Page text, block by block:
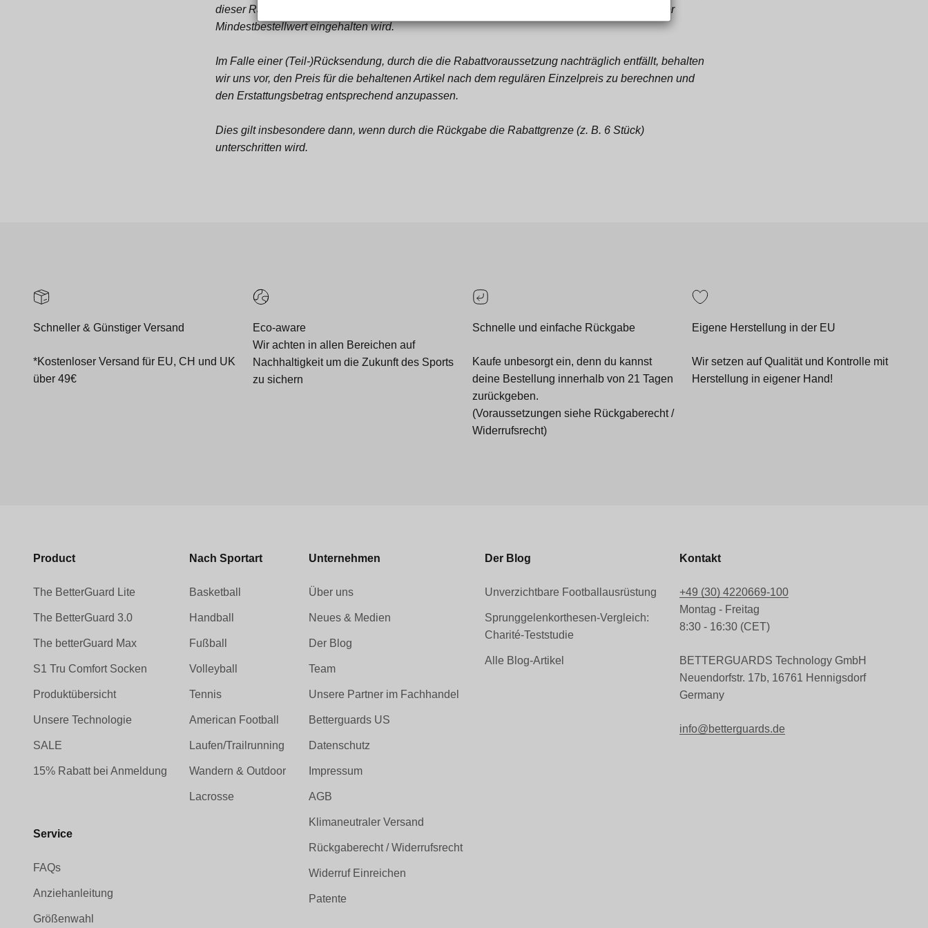
dieser Rabatt nur unter der Bedingung, dass die im Angebot genannte Mindestanzahl bzw. der
Mindestbestellwert eingehalten wird.
Im Falle einer (Teil-)Rücksendung, durch die die Rabattvoraussetzung nachträglich entfällt, behalten
wir uns vor, den Preis für die behaltenen Artikel nach dem regulären Einzelpreis zu berechnen und
den Erstattungsbetrag entsprechend anzupassen.
Dies gilt insbesondere dann, wenn durch die Rückgabe die Rabattgrenze (z. B. 6 Stück)
unterschritten wird.
Schneller & Günstiger Versand
*Kostenloser Versand für EU, CH und UK
über 49€
Eco-aware
Wir achten in allen Bereichen auf
Nachhaltigkeit um die Zukunft des Sports
zu sichern
Schnelle und einfache Rückgabe
Kaufe unbesorgt ein, denn du kannst
deine Bestellung innerhalb von 21 Tagen
zurückgeben.
(Voraussetzungen siehe Rückgaberecht /
Widerrufsrecht)
Eigene Herstellung in der EU
Wir setzen auf Qualität und Kontrolle mit
Herstellung in eigener Hand!
Product
The BetterGuard Lite
The BetterGuard 3.0
The betterGuard Max
S1 Tru Comfort Socken
Produktübersicht
Unsere Technologie
SALE
15% Rabatt bei Anmeldung
Service
FAQs
Anziehanleitung
Größenwahl
Nach Sportart
Basketball
Handball
Fußball
Volleyball
Tennis
American Football
Laufen/Trailrunning
Wandern & Outdoor
Lacrosse
Unternehmen
Über uns
Neues & Medien
Der Blog
Team
Unsere Partner im Fachhandel
Betterguards US
Datenschutz
Impressum
AGB
Klimaneutraler Versand
Rückgaberecht / Widerrufsrecht
Widerruf Einreichen
Patente
Der Blog
Unverzichtbare Footballausrüstung
Sprunggelenkorthesen-Vergleich:
Charité-Teststudie
Alle Blog-Artikel
Kontakt
+49 (30) 4220669-100
Montag - Freitag
8:30 - 16:30 (CET)
BETTERGUARDS Technology GmbH
Neuendorfstr. 17b, 16761 Hennigsdorf
Germany
info@betterguards.de